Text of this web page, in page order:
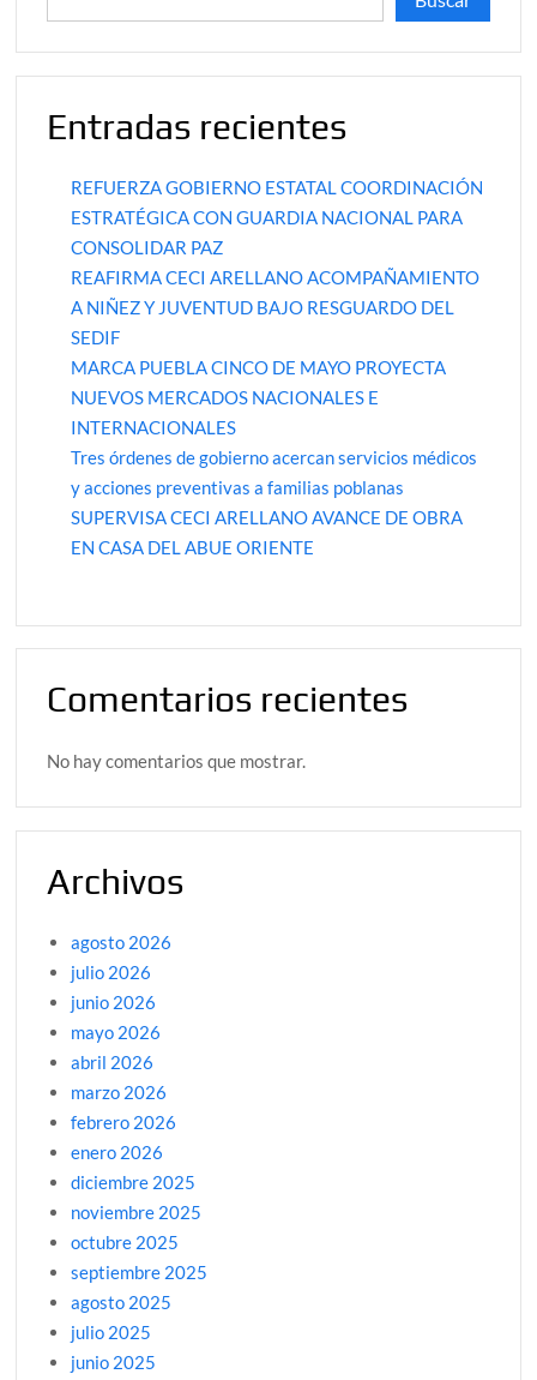
Entradas recientes
REFUERZA GOBIERNO ESTATAL COORDINACIÓN
ESTRATÉGICA CON GUARDIA NACIONAL PARA
CONSOLIDAR PAZ
REAFIRMA CECI ARELLANO ACOMPAÑAMIENTO
A NIÑEZ Y JUVENTUD BAJO RESGUARDO DEL
SEDIF
MARCA PUEBLA CINCO DE MAYO PROYECTA
NUEVOS MERCADOS NACIONALES E
INTERNACIONALES
Tres órdenes de gobierno acercan servicios médicos
y acciones preventivas a familias poblanas
SUPERVISA CECI ARELLANO AVANCE DE OBRA
EN CASA DEL ABUE ORIENTE
Comentarios recientes
No hay comentarios que mostrar.
Archivos
agosto 2026
julio 2026
junio 2026
mayo 2026
abril 2026
marzo 2026
febrero 2026
enero 2026
diciembre 2025
noviembre 2025
octubre 2025
septiembre 2025
agosto 2025
julio 2025
junio 2025